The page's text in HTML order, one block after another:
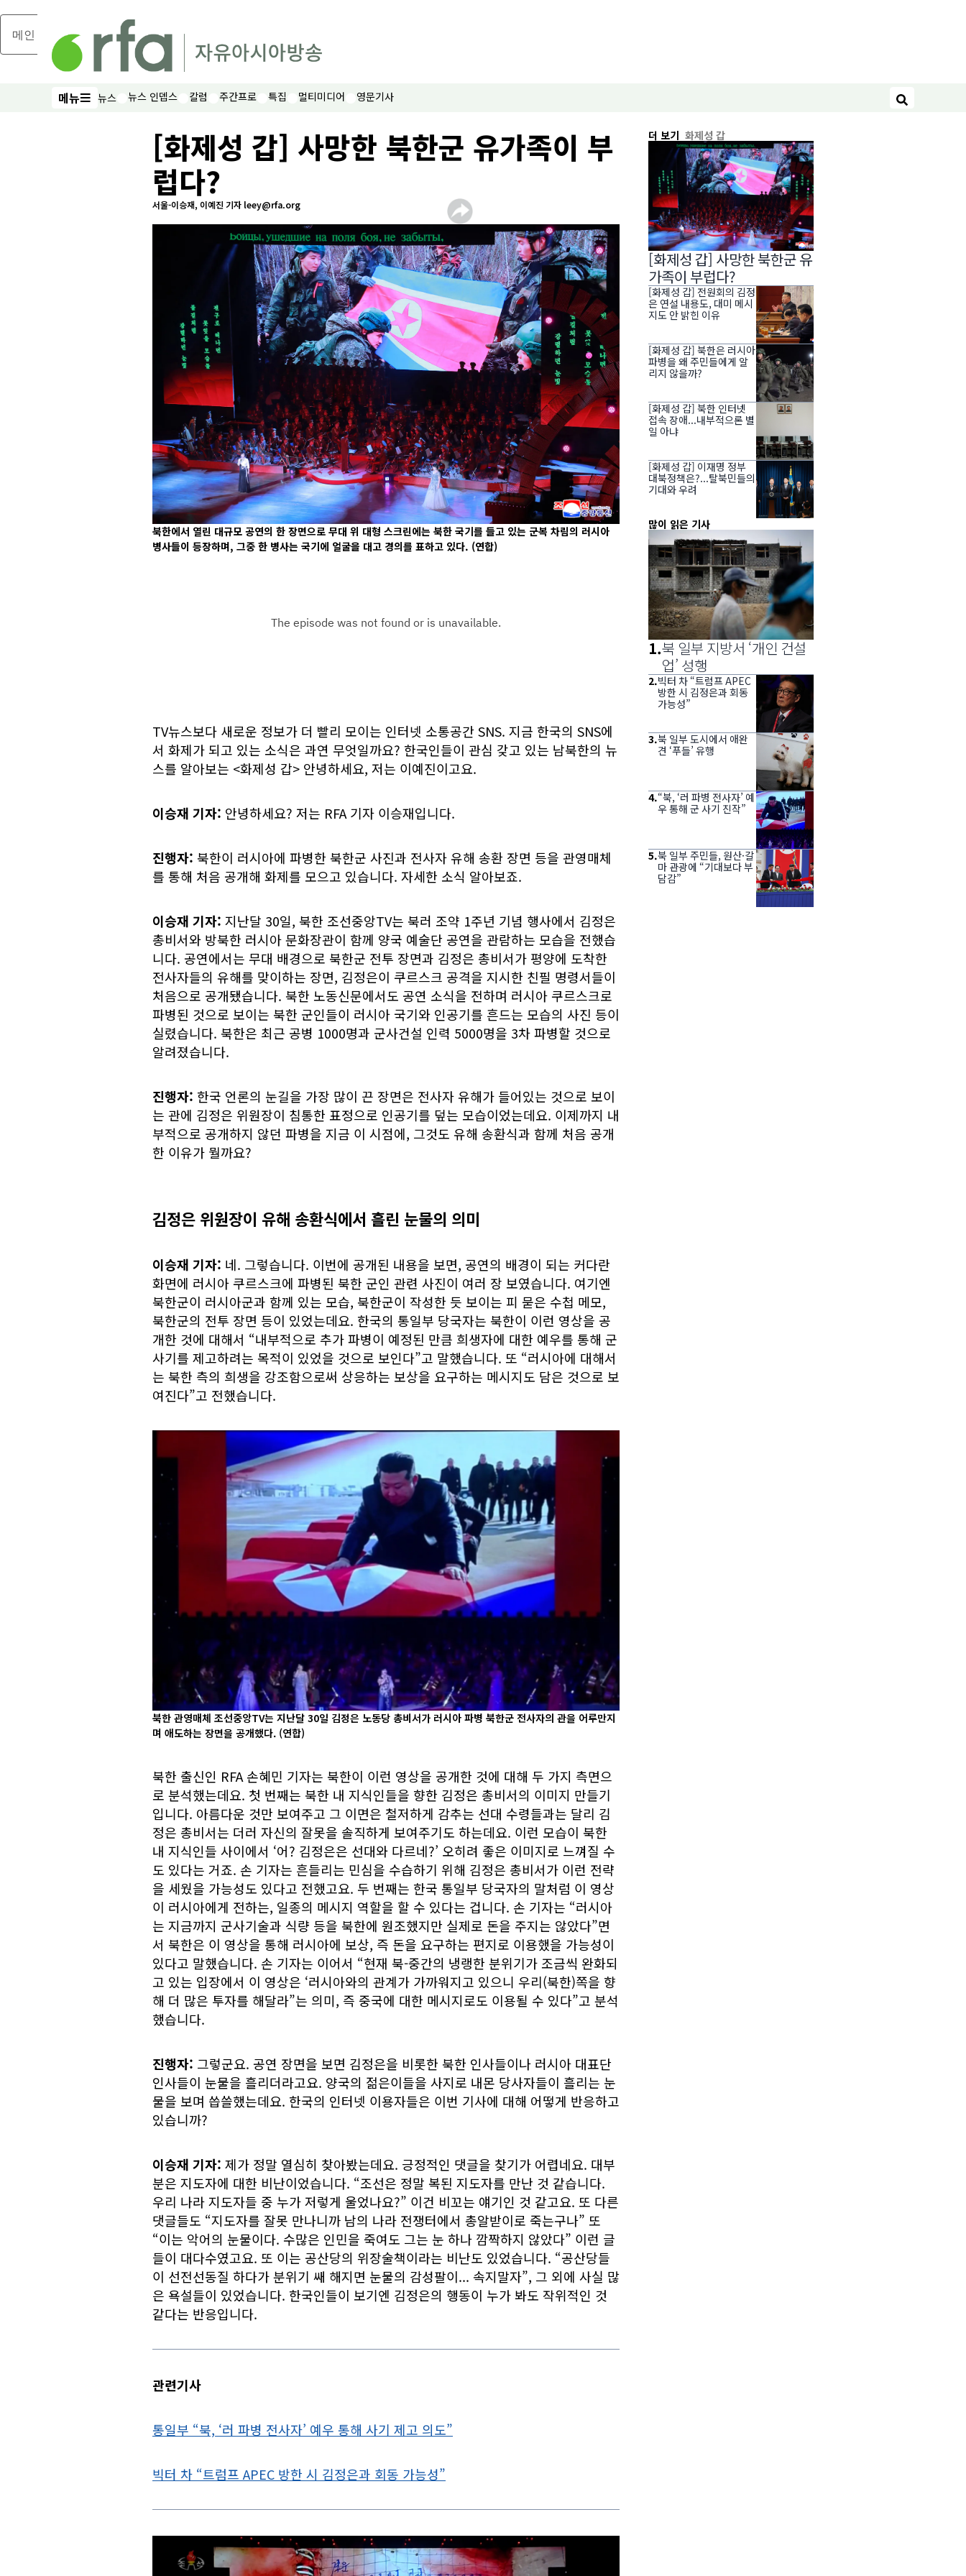
메인 콘텐츠로 건너뛰기
메뉴
메뉴 뉴스 뉴스 인뎁스 칼럼 주간프로 특집 멀티미디어 영문기사
검색
[화제성 갑] 사망한 북한군 유가족이 부
럽다?
서울-이승재, 이예진 기자 leey@rfa.org
북한에서 열린 대규모 공연의 한 장면으로 무대 위 대형 스크린에는 북한 국기를 들고 있는 군복 차림의 러시아
병사들이 등장하며, 그중 한 병사는 국기에 얼굴을 대고 경의를 표하고 있다. (연합)
TV뉴스보다 새로운 정보가 더 빨리 모이는 인터넷 소통공간 SNS. 지금 한국의 SNS에
서 화제가 되고 있는 소식은 과연 무엇일까요? 한국인들이 관심 갖고 있는 남북한의 뉴
스를 알아보는 <화제성 갑> 안녕하세요, 저는 이예진이고요.
이승재 기자: 안녕하세요? 저는 RFA 기자 이승재입니다.
진행자: 북한이 러시아에 파병한 북한군 사진과 전사자 유해 송환 장면 등을 관영매체
를 통해 처음 공개해 화제를 모으고 있습니다. 자세한 소식 알아보죠.
이승재 기자: 지난달 30일, 북한 조선중앙TV는 북러 조약 1주년 기념 행사에서 김정은
총비서와 방북한 러시아 문화장관이 함께 양국 예술단 공연을 관람하는 모습을 전했습
니다. 공연에서는 무대 배경으로 북한군 전투 장면과 김정은 총비서가 평양에 도착한
전사자들의 유해를 맞이하는 장면, 김정은이 쿠르스크 공격을 지시한 친필 명령서들이
처음으로 공개됐습니다. 북한 노동신문에서도 공연 소식을 전하며 러시아 쿠르스크로
파병된 것으로 보이는 북한 군인들이 러시아 국기와 인공기를 흔드는 모습의 사진 등이
실렸습니다. 북한은 최근 공병 1000명과 군사건설 인력 5000명을 3차 파병할 것으로
알려졌습니다.
진행자: 한국 언론의 눈길을 가장 많이 끈 장면은 전사자 유해가 들어있는 것으로 보이
는 관에 김정은 위원장이 침통한 표정으로 인공기를 덮는 모습이었는데요. 이제까지 내
부적으로 공개하지 않던 파병을 지금 이 시점에, 그것도 유해 송환식과 함께 처음 공개
한 이유가 뭘까요?
김정은 위원장이 유해 송환식에서 흘린 눈물의 의미
이승재 기자: 네. 그렇습니다. 이번에 공개된 내용을 보면, 공연의 배경이 되는 커다란
화면에 러시아 쿠르스크에 파병된 북한 군인 관련 사진이 여러 장 보였습니다. 여기엔
북한군이 러시아군과 함께 있는 모습, 북한군이 작성한 듯 보이는 피 묻은 수첩 메모,
북한군의 전투 장면 등이 있었는데요. 한국의 통일부 당국자는 북한이 이런 영상을 공
개한 것에 대해서 “내부적으로 추가 파병이 예정된 만큼 희생자에 대한 예우를 통해 군
사기를 제고하려는 목적이 있었을 것으로 보인다”고 말했습니다. 또 “러시아에 대해서
는 북한 측의 희생을 강조함으로써 상응하는 보상을 요구하는 메시지도 담은 것으로 보
여진다”고 전했습니다.
북한 관영매체 조선중앙TV는 지난달 30일 김정은 노동당 총비서가 러시아 파병 북한군 전사자의 관을 어루만지
며 애도하는 장면을 공개했다. (연합)
북한 출신인 RFA 손혜민 기자는 북한이 이런 영상을 공개한 것에 대해 두 가지 측면으
로 분석했는데요. 첫 번째는 북한 내 지식인들을 향한 김정은 총비서의 이미지 만들기
입니다. 아름다운 것만 보여주고 그 이면은 철저하게 감추는 선대 수령들과는 달리 김
정은 총비서는 더러 자신의 잘못을 솔직하게 보여주기도 하는데요. 이런 모습이 북한
내 지식인들 사이에서 ‘어? 김정은은 선대와 다르네?’ 오히려 좋은 이미지로 느껴질 수
도 있다는 거죠. 손 기자는 흔들리는 민심을 수습하기 위해 김정은 총비서가 이런 전략
을 세웠을 가능성도 있다고 전했고요. 두 번째는 한국 통일부 당국자의 말처럼 이 영상
이 러시아에게 전하는, 일종의 메시지 역할을 할 수 있다는 겁니다. 손 기자는 “러시아
는 지금까지 군사기술과 식량 등을 북한에 원조했지만 실제로 돈을 주지는 않았다”면
서 북한은 이 영상을 통해 러시아에 보상, 즉 돈을 요구하는 편지로 이용했을 가능성이
있다고 말했습니다. 손 기자는 이어서 “현재 북-중간의 냉랭한 분위기가 조금씩 완화되
고 있는 입장에서 이 영상은 ‘러시아와의 관계가 가까워지고 있으니 우리(북한)쪽을 향
해 더 많은 투자를 해달라”는 의미, 즉 중국에 대한 메시지로도 이용될 수 있다”고 분석
했습니다.
진행자: 그렇군요. 공연 장면을 보면 김정은을 비롯한 북한 인사들이나 러시아 대표단
인사들이 눈물을 흘리더라고요. 양국의 젊은이들을 사지로 내몬 당사자들이 흘리는 눈
물을 보며 씁쓸했는데요. 한국의 인터넷 이용자들은 이번 기사에 대해 어떻게 반응하고
있습니까?
이승재 기자: 제가 정말 열심히 찾아봤는데요. 긍정적인 댓글을 찾기가 어렵네요. 대부
분은 지도자에 대한 비난이었습니다. “조선은 정말 복된 지도자를 만난 것 같습니다.
우리 나라 지도자들 중 누가 저렇게 울었나요?” 이건 비꼬는 얘기인 것 같고요. 또 다른
댓글들도 “지도자를 잘못 만나니까 남의 나라 전쟁터에서 총알받이로 죽는구나” 또
“이는 악어의 눈물이다. 수많은 인민을 죽여도 그는 눈 하나 깜짝하지 않았다” 이런 글
들이 대다수였고요. 또 이는 공산당의 위장술책이라는 비난도 있었습니다. “공산당들
이 선전선동질 하다가 분위기 쌔 해지면 눈물의 감성팔이... 속지말자”, 그 외에 사실 많
은 욕설들이 있었습니다. 한국인들이 보기엔 김정은의 행동이 누가 봐도 작위적인 것
같다는 반응입니다.
관련기사
통일부 “북, ‘러 파병 전사자’ 예우 통해 사기 제고 의도”
빅터 차 “트럼프 APEC 방한 시 김정은과 회동 가능성”
더 보기 화제성 갑
[화제성 갑] 사망한 북한군 유
가족이 부럽다?
[화제성 갑] 전원회의 김정
은 연설 내용도, 대미 메시
지도 안 밝힌 이유
[화제성 갑] 북한은 러시아
파병을 왜 주민들에게 알
리지 않을까?
[화제성 갑] 북한 인터넷
접속 장애...내부적으론 별
일 아냐
[화제성 갑] 이재명 정부
대북정책은?...탈북민들의
기대와 우려
많이 읽은 기사
1.북 일부 지방서 ‘개인 건설
업’ 성행
2.빅터 차 “트럼프 APEC
방한 시 김정은과 회동
가능성”
3.북 일부 도시에서 애완
견 ‘푸들’ 유행
4.“북, ‘러 파병 전사자’ 예
우 통해 군 사기 진작”
5.북 일부 주민들, 원산·갈
마 관광에 “기대보다 부
담감”